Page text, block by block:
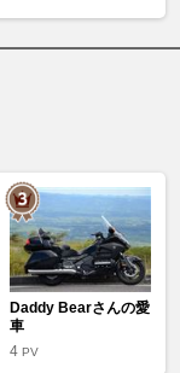
Daddy Bearさんの愛
車
4 PV